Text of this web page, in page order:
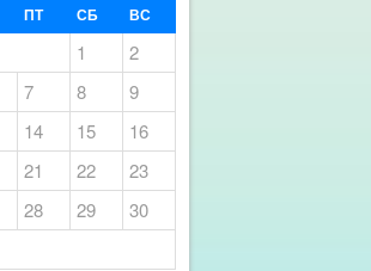
ПТ СБ ВС
1
2
7 8
9
14 15
16
21 22
23
28 29
30